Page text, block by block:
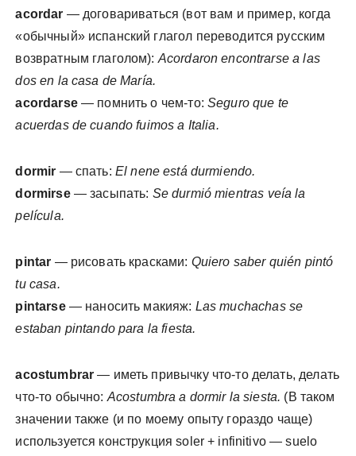
acordar — договариваться (вот вам и пример, когда
«обычный» испанский глагол переводится русским
возвратным глаголом): Acordaron encontrarse a las
dos en la casa de María.
acordarse — помнить о чем-то: Seguro que te
acuerdas de cuando fuimos a Italia.
dormir — спать: El nene está durmiendo.
dormirse — засыпать: Se durmió mientras veía la
película.
pintar — рисовать красками: Quiero saber quién pintó
tu casa.
pintarse — наносить макияж: Las muchachas se
estaban pintando para la fiesta.
acostumbrar— иметь привычку что-то делать, делать
что-то обычно: Acostumbra a dormir la siesta. (В таком
значении также (и по моему опыту гораздо чаще)
используется конструкция soler + infinitivo — suelo